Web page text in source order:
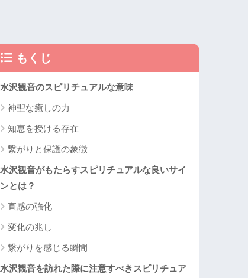
もくじ
水沢観音のスピリチュアルな意味
神聖な癒しの力
知恵を授ける存在
繋がりと保護の象徴
水沢観音がもたらすスピリチュアルな良いサイ
ンとは？
直感の強化
変化の兆し
繋がりを感じる瞬間
水沢観音を訪れた際に注意すべきスピリチュア